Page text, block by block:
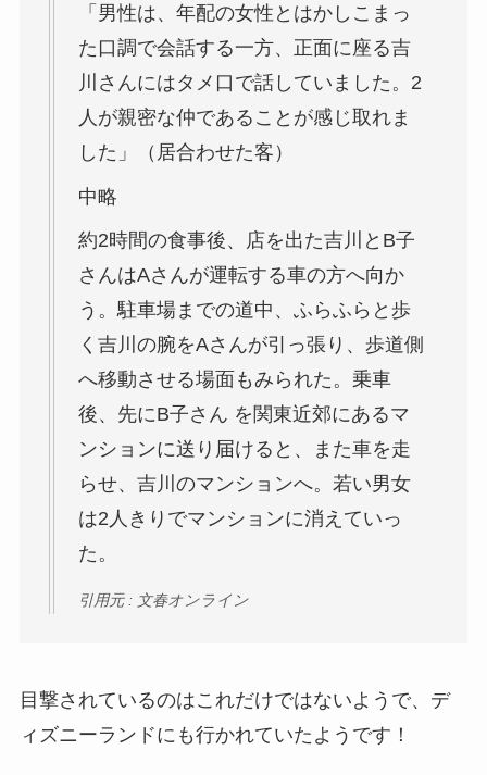
「男性は、年配の女性とはかしこまっ
た口調で会話する一方、正面に座る吉
川さんにはタメ口で話していました。2
人が親密な仲であることが感じ取れま
した」（居合わせた客）
中略
約2時間の食事後、店を出た吉川とB子
さんはAさんが運転する車の方へ向か
う。駐車場までの道中、ふらふらと歩
く吉川の腕をAさんが引っ張り、歩道側
へ移動させる場面もみられた。乗車
後、先にB子さん を関東近郊にあるマ
ンションに送り届けると、また車を走
らせ、吉川のマンションへ。若い男女
は2人きりでマンションに消えていっ
た。
引用元 : 文春オンライン
目撃されているのはこれだけではないようで、デ
ィズニーランドにも行かれていたようです！